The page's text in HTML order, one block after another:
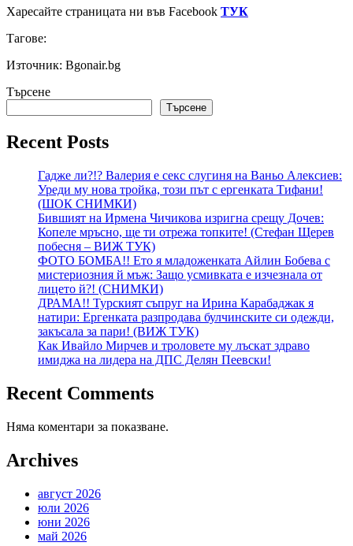
Харесайте страницата ни във Facebook ТУК
Тагове:
Източник: Bgonair.bg
Търсене
Търсене
Recent Posts
Гадже ли?!? Валерия е секс слугиня на Ваньо Алексиев:
Уреди му нова тройка, този път с ергенката Тифани!
(ШОК СНИМКИ)
Бившият на Ирмена Чичикова изригна срещу Дочев:
Копеле мръсно, ще ти отрежа топките! (Стефан Щерев
побесня – ВИЖ ТУК)
ФОТО БОМБА!! Ето я младоженката Айлин Бобева с
мистериозния й мъж: Защо усмивката е изчезнала от
лицето й?! (СНИМКИ)
ДРАМА!! Турският съпруг на Ирина Карабаджак я
натири: Ергенката разпродава булчинските си одежди,
закъсала за пари! (ВИЖ ТУК)
Как Ивайло Мирчев и троловете му лъскат здраво
имиджа на лидера на ДПС Делян Пеевски!
Recent Comments
Няма коментари за показване.
Archives
август 2026
юли 2026
юни 2026
май 2026